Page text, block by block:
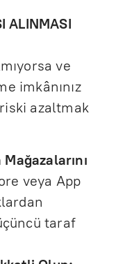
ALINMASI
ve
imkânınız
azaltmak
veya App
taraf